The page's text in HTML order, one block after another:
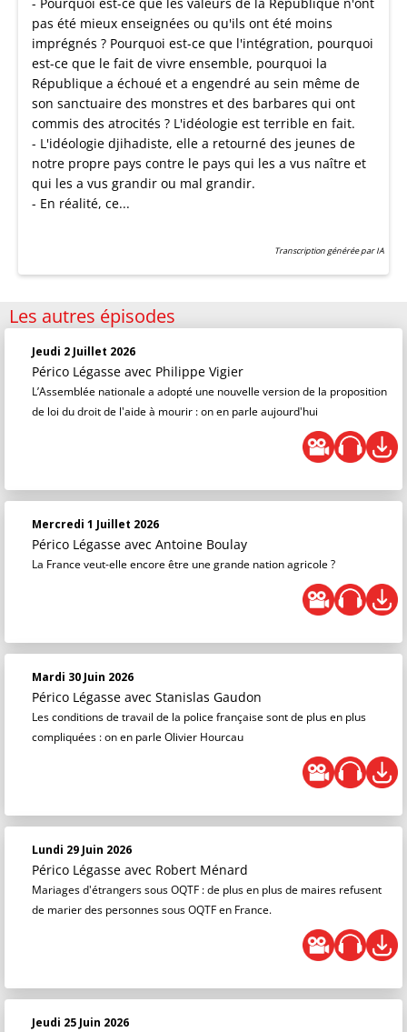
- Pourquoi est-ce que les valeurs de la République n'ont
pas été mieux enseignées ou qu'ils ont été moins
imprégnés ? Pourquoi est-ce que l'intégration, pourquoi
est-ce que le fait de vivre ensemble, pourquoi la
République a échoué et a engendré au sein même de
son sanctuaire des monstres et des barbares qui ont
commis des atrocités ? L'idéologie est terrible en fait.
- L'idéologie djihadiste, elle a retourné des jeunes de
notre propre pays contre le pays qui les a vus naître et
qui les a vus grandir ou mal grandir.
- En réalité, ce...
Transcription générée par IA
Les autres épisodes
Jeudi 2 Juillet 2026
Périco Légasse avec Philippe Vigier
L’Assemblée nationale a adopté une nouvelle version de la proposition
de loi du droit de l'aide à mourir : on en parle aujourd'hui
Mercredi 1 Juillet 2026
Périco Légasse avec Antoine Boulay
La France veut-elle encore être une grande nation agricole ?
Mardi 30 Juin 2026
Périco Légasse avec Stanislas Gaudon
Les conditions de travail de la police française sont de plus en plus
compliquées : on en parle Olivier Hourcau
Lundi 29 Juin 2026
Périco Légasse avec Robert Ménard
Mariages d'étrangers sous OQTF : de plus en plus de maires refusent
de marier des personnes sous OQTF en France.
Jeudi 25 Juin 2026